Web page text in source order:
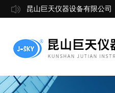
昆山巨天仪器设备有限公司